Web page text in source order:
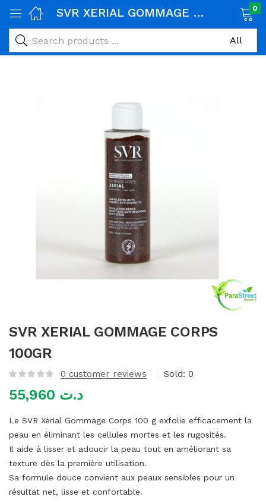
alimentaires)
SVR XERIAL GOMMAGE CORPS 100GR 0
SVR XERIAL GOMMAGE CORPS
100GR
0 customer reviews Sold: 0
د.ت
Le SVR Xérial Gommage Corps 100 g exfolie efficacement la
peau en éliminant les cellules mortes et les rugosités.
Il aide à lisser et adoucir la peau tout en améliorant sa
texture dès la première utilisation.
Sa formule douce convient aux peaux sensibles pour un
résultat net, lisse et confortable.